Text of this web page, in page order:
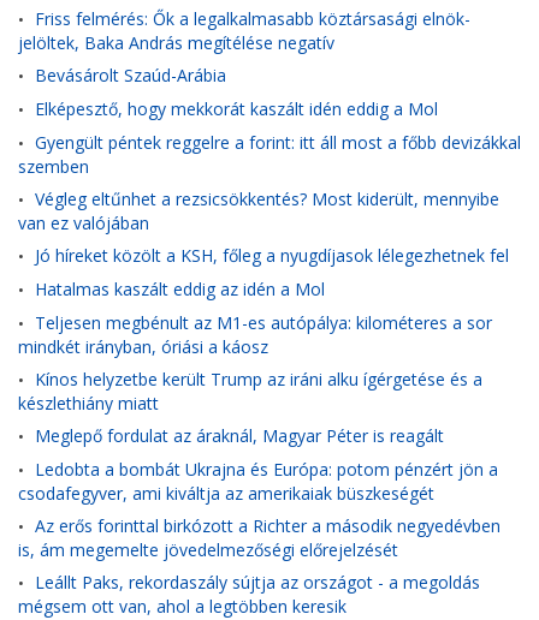
• Friss felmérés: Ők a legalkalmasabb köztársasági elnök-
jelöltek, Baka András megítélése negatív
• Bevásárolt Szaúd-Arábia
• Elképesztő, hogy mekkorát kaszált idén eddig a Mol
• Gyengült péntek reggelre a forint: itt áll most a főbb devizákkal
szemben
• Végleg eltűnhet a rezsicsökkentés? Most kiderült, mennyibe
van ez valójában
• Jó híreket közölt a KSH, főleg a nyugdíjasok lélegezhetnek fel
• Hatalmas kaszált eddig az idén a Mol
• Teljesen megbénult az M1-es autópálya: kilométeres a sor
mindkét irányban, óriási a káosz
• Kínos helyzetbe került Trump az iráni alku ígérgetése és a
készlethiány miatt
• Meglepő fordulat az áraknál, Magyar Péter is reagált
• Ledobta a bombát Ukrajna és Európa: potom pénzért jön a
csodafegyver, ami kiváltja az amerikaiak büszkeségét
• Az erős forinttal birkózott a Richter a második negyedévben
is, ám megemelte jövedelmezőségi előrejelzését
• Leállt Paks, rekordaszály sújtja az országot - a megoldás
mégsem ott van, ahol a legtöbben keresik